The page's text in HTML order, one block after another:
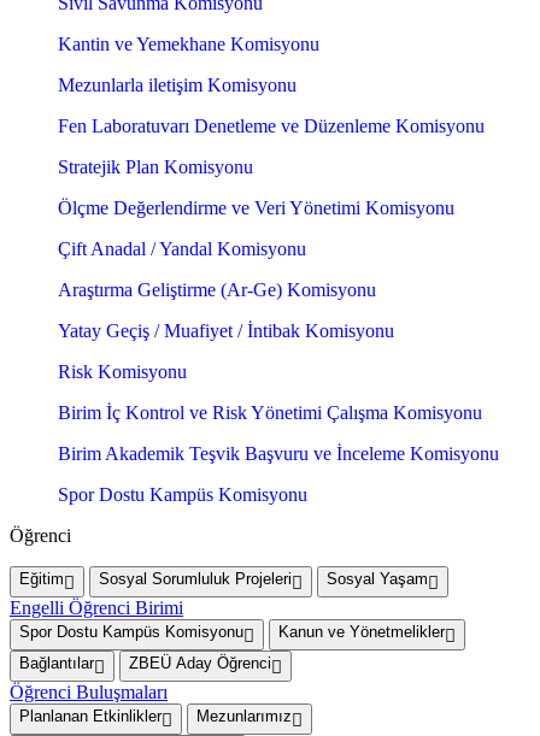
Kantin ve Yemekhane Komisyonu
Mezunlarla iletişim Komisyonu
Fen Laboratuvarı Denetleme ve Düzenleme Komisyonu
Stratejik Plan Komisyonu
Ölçme Değerlendirme ve Veri Yönetimi Komisyonu
Çift Anadal / Yandal Komisyonu
Araştırma Geliştirme (Ar-Ge) Komisyonu
Yatay Geçiş / Muafiyet / İntibak Komisyonu
Risk Komisyonu
Birim İç Kontrol ve Risk Yönetimi Çalışma Komisyonu
Birim Akademik Teşvik Başvuru ve İnceleme Komisyonu
Spor Dostu Kampüs Komisyonu
Öğrenci
Eğitim Sosyal Sorumluluk Projeleri Sosyal Yaşam
Engelli Öğrenci Birimi
Spor Dostu Kampüs Komisyonu
Kanun ve Yönetmelikler
Bağlantılar
ZBEÜ Aday Öğrenci
Öğrenci Buluşmaları
Planlanan Etkinlikler
Mezunlarımız